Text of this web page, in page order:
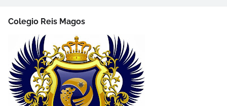
Colegio Reis Magos